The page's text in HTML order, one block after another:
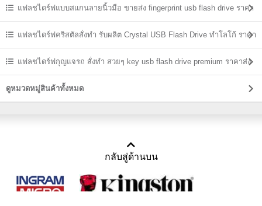
แฟลชไดร์ฟแบบสแกนลายนิ้วมือ ขายส่ง fingerprint usb flash drive ราคา
ถูก แฟลชไดร์ฟคริสตัลสั่งทำ รับผลิต Crystal USB Flash Drive ทำโลโก้ ราคา
ส่ง แฟลชไดร์ฟกุญแจรถ สั่งทำ สวยๆ key usb flash drive premium ราคาส่ง
ดูหมวดหมู่สินค้าทั้งหมด
กลับสู่ด้านบน